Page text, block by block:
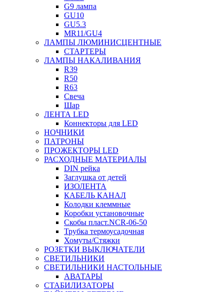
G9 лампа
GU10
GU5.3
MR11/GU4
ЛАМПЫ ЛЮМИНИСЦЕНТНЫЕ
СТАРТЕРЫ
ЛАМПЫ НАКАЛИВАНИЯ
R39
R50
R63
Свеча
Шар
ЛЕНТА LED
Коннекторы для LED
НОЧНИКИ
ПАТРОНЫ
ПРОЖЕКТОРЫ LED
РАСХОДНЫЕ МАТЕРИАЛЫ
DIN рейка
Заглушка от детей
ИЗОЛЕНТА
КАБЕЛЬ КАНАЛ
Колодки клеммные
Коробки установочные
Скобы пласт.NCR-06-50
Трубка термоусадочная
Хомуты/Стяжки
РОЗЕТКИ ВЫКЛЮЧАТЕЛИ
СВЕТИЛЬНИКИ
СВЕТИЛЬНИКИ НАСТОЛЬНЫЕ
АВАТАРЫ
СТАБИЛИЗАТОРЫ